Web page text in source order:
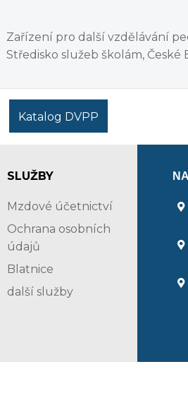
Zařízení pro další vzdělávání
Středisko služeb školám, České
Katalog DVPP
SLUŽBY
Mzdové účetnictví
Ochrana osobních
údajů
Blatnice
další služby